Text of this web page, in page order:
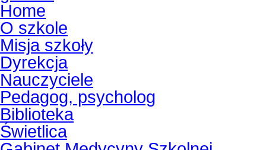
Home
O szkole
Misja szkoły
Dyrekcja
Nauczyciele
Pedagog, psycholog
Biblioteka
Świetlica